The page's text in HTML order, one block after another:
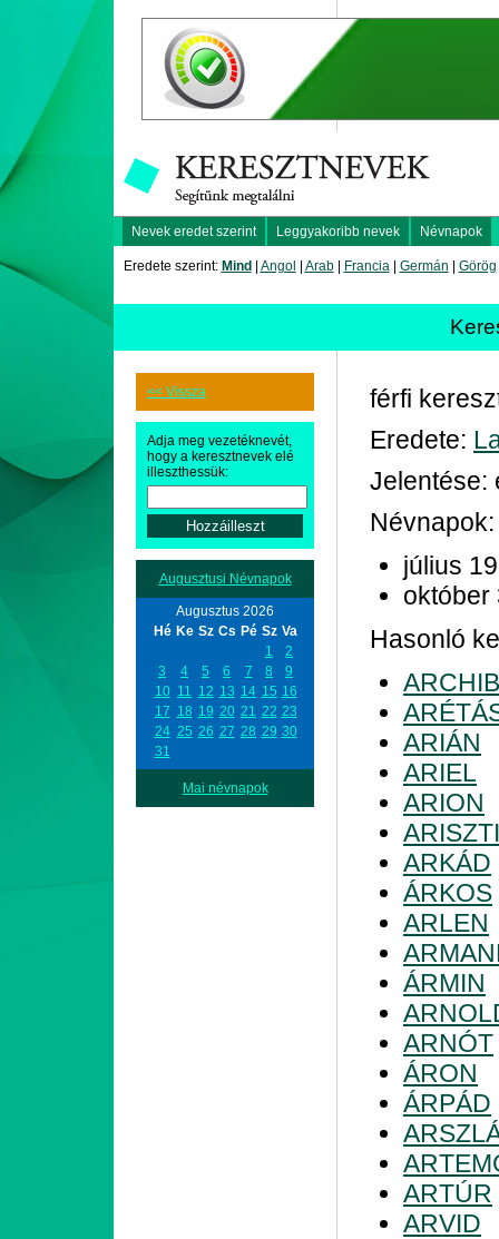
Nevek eredet szerint Leggyakoribb nevek Névnapok
Eredete szerint: Mind Angol Arab| Francia| Germán Görög
<< Vissza
Adja meg vezetéknevét,
hogy a keresztnevek elé
illeszthessük:
Augusztusi Névnapok
Augusztus 2026
Hé Ke Sz Cs Pé Sz Va
1
2
3
4 5 6 7 8
9
10 11 12 13 14 15 16
17 18 19 20 21 22 23
24 25 26 27 28 29 30
31
Mai névnapok
férfi
Eredete:
Jelentése:
Névnapok:
július 19
október
Hasonló
ARIÁN
ARIEL
ARION
ARKÁD
ÁRKOS
ARLEN
ÁRMIN
ARNÓT
ÁRON
ÁRPÁD
ARTÚR
ARVID